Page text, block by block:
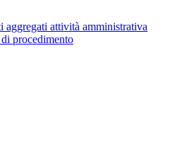
aggregati attività amministrativa
procedimento